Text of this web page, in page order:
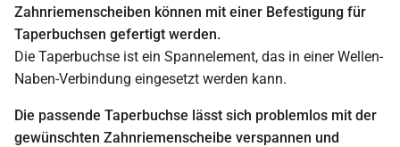
Zahnriemenscheiben können mit einer Befestigung für
Taperbuchsen gefertigt werden.
Die Taperbuchse ist ein Spannelement, das in einer Wellen-
Naben-Verbindung eingesetzt werden kann.
Die passende Taperbuchse lässt sich problemlos mit der
gewünschten Zahnriemenscheibe verspannen und